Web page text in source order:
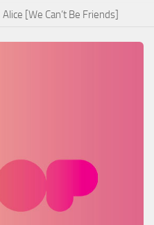
[We Can’t Be Friends]